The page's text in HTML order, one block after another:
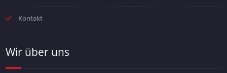
Kontakt
Wir über uns